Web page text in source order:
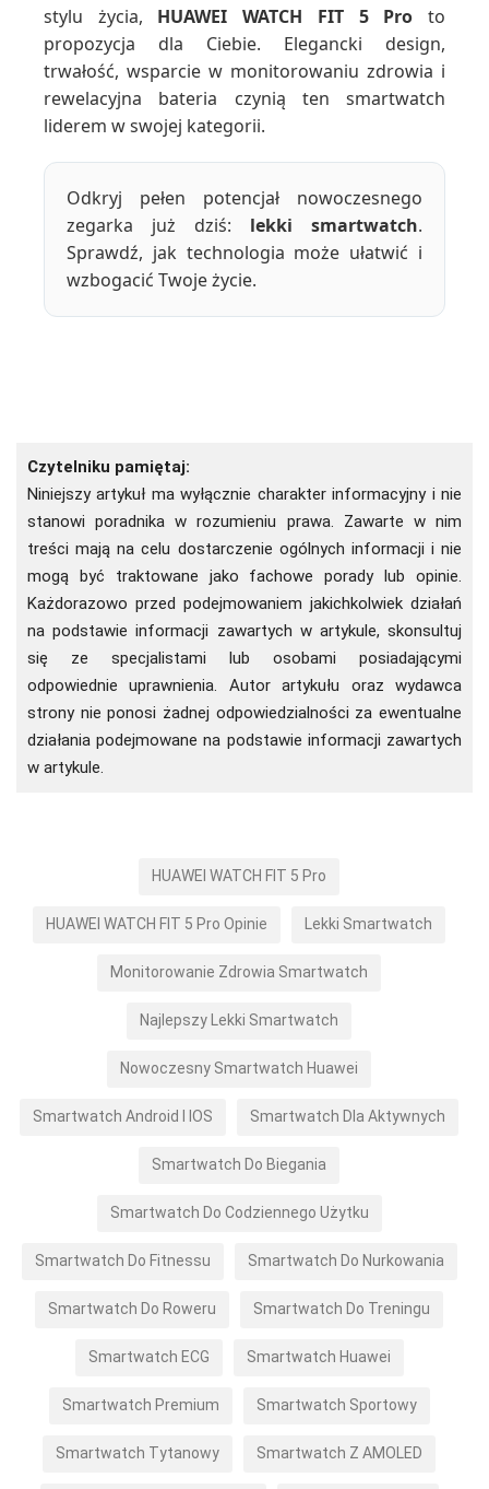
stylu życia, HUAWEI WATCH FIT 5 Pro to
propozycja dla Ciebie. Elegancki design,
trwałość, wsparcie w monitorowaniu zdrowia i
rewelacyjna bateria czynią ten smartwatch
liderem w swojej kategorii.
Odkryj pełen potencjał nowoczesnego
zegarka już dziś: lekki smartwatch.
Sprawdź, jak technologia może ułatwić i
wzbogacić Twoje życie.
Czytelniku pamiętaj:
Niniejszy artykuł ma wyłącznie charakter informacyjny i nie
stanowi poradnika w rozumieniu prawa. Zawarte w nim
treści mają na celu dostarczenie ogólnych informacji i nie
mogą być traktowane jako fachowe porady lub opinie.
Każdorazowo przed podejmowaniem jakichkolwiek działań
na podstawie informacji zawartych w artykule, skonsultuj
się ze specjalistami lub osobami posiadającymi
odpowiednie uprawnienia. Autor artykułu oraz wydawca
strony nie ponosi żadnej odpowiedzialności za ewentualne
działania podejmowane na podstawie informacji zawartych
w artykule.
HUAWEI WATCH FIT 5 Pro
HUAWEI WATCH FIT 5 Pro Opinie Lekki Smartwatch
Monitorowanie Zdrowia Smartwatch
Najlepszy Lekki Smartwatch
Nowoczesny Smartwatch Huawei
Smartwatch Android I IOS Smartwatch Dla Aktywnych
Smartwatch Do Biegania
Smartwatch Do Codziennego Użytku
Smartwatch Do Fitnessu Smartwatch Do Nurkowania
Smartwatch Do Roweru Smartwatch Do Treningu
Smartwatch ECG Smartwatch Huawei
Smartwatch Premium Smartwatch Sportowy
Smartwatch Tytanowy Smartwatch Z AMOLED